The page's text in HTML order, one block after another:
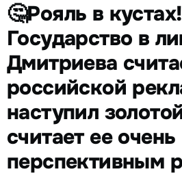
🤔Рояль в кустах!
Государство в
Дмитриева
российской
наступил
считает ее очень
перспективным